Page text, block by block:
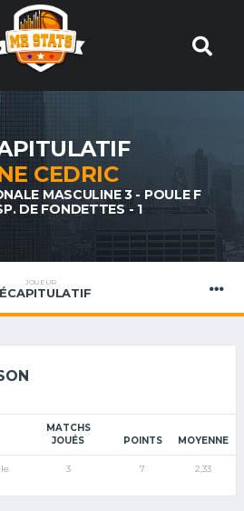
CEDRIC
MASCULINE 3 - POULE F
DE FONDETTES - 1
JOUEUR
MATCHS
JOUÉS
POINTS MOYENNE
3 7 2,33